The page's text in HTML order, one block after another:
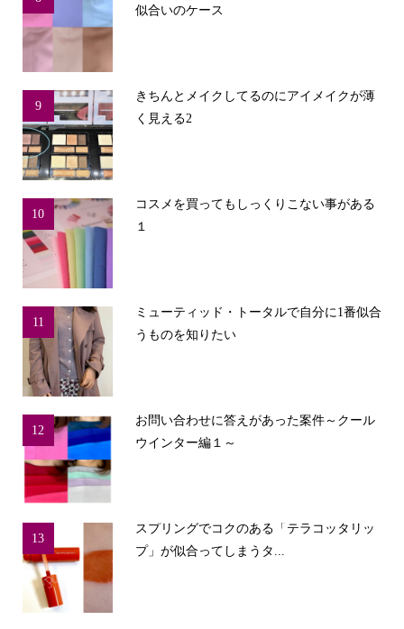
似合いのケース
9
きちんとメイクしてるのにアイメイクが薄
く見える2
10
コスメを買ってもしっくりこない事がある
１
11
ミューティッド・トータルで自分に1番似合
うものを知りたい
12
お問い合わせに答えがあった案件～クール
ウインター編１～
13
スプリングでコクのある「テラコッタリッ
プ」が似合ってしまうタ...